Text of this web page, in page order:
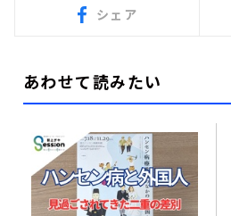
シェア
あわせて読みたい